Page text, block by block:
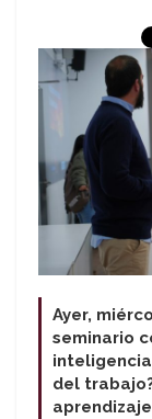
Ayer,
seminario
del